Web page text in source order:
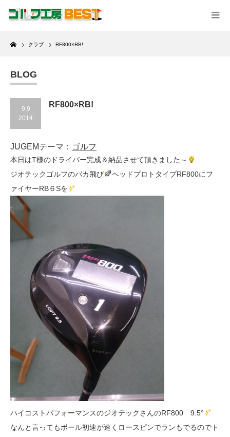
Home
クラブ RF800×RB!
BLOG
9.9
2014
RF800×RB!
JUGEMテーマ： ゴルフ
本日はT様のドライバー完成＆納品させて頂きました～
ジオテックゴルフのバカ飛び
ヘッドプロトタイプRF800にフ
ァイヤーRB６Sを
ハイコストパフォーマンスのジオテックさんのRF800 9.5°
なんと言ってもボール初速が速くロースピンでランもでるのでト